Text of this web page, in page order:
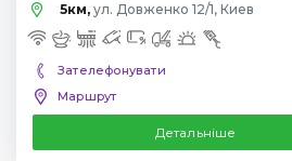
5км, ул. Довженко 12/1, Киев
Зателефонувати
Маршрут
Детальніше